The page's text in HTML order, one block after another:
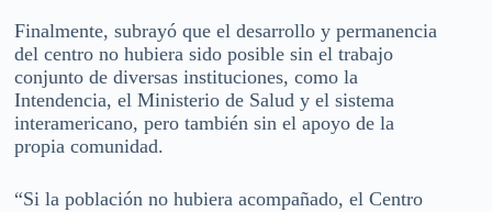
Finalmente, subrayó que el desarrollo y permanencia
del centro no hubiera sido posible sin el trabajo
conjunto de diversas instituciones, como la
Intendencia, el Ministerio de Salud y el sistema
interamericano, pero también sin el apoyo de la
propia comunidad.
“Si la población no hubiera acompañado, el Centro